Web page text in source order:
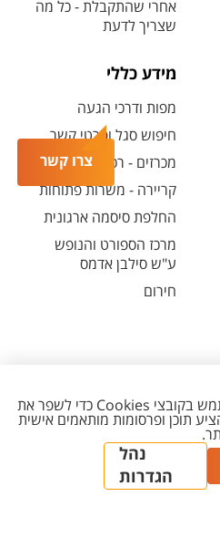
צרו קשר
אחרי שהתקבלת - כל מה
שצריך לדעת
מידע כללי
מפות ודרכי הגעה
חיפוש סגל ופרטי קשר
מכרזים - רכש ובינוי
קריירה - משרות פתוחות
החלפת סיסמה ארגונית
מרכז הספורט והנופש
ע"ש סילבן אדמס
חירום
מדיניות עריכת
תוכן